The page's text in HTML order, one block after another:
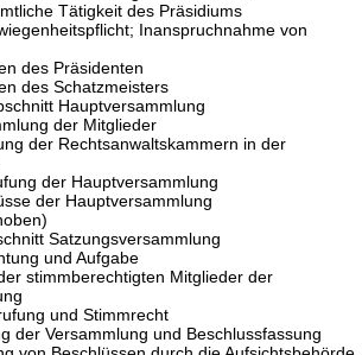
Tätigkeit des Präsidiums
Inanspruchnahme von
Präsidenten
Schatzmeisters
Hauptversammlung
der Mitglieder
Rechtsanwaltskammern in der
der Hauptversammlung
der Hauptversammlung
Satzungsversammlung
und Aufgabe
Mitglieder der
und Stimmrecht
Versammlung und Beschlussfassung